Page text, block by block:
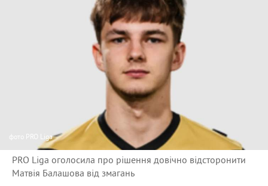
фото PRO Liga
PRO Liga оголосила про рішення довічно відсторонити
Матвія Балашова від змагань